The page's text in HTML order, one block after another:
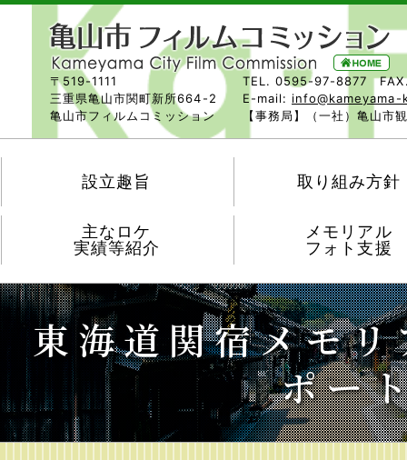
〒519-1111
三重県亀山市関町新所664-2
亀山市フィルムコミッション
TEL. 0595-97-8877
E-mail: info@kameyama-
【事務局】（一社）亀山市
設立趣旨 取り組み方針
主なロケ
実績等紹介
メモリアル
フォト支援
東海道関宿メモ
ポー